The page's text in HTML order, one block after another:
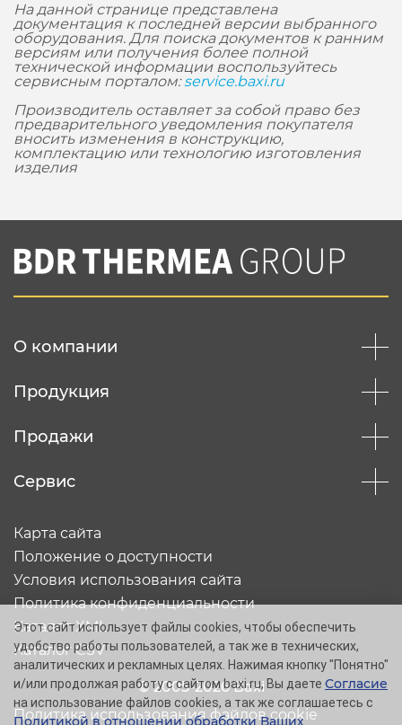
На данной странице представлена
документация к последней версии выбранного
оборудования. Для поиска документов к ранним
версиям или получения более полной
технической информации воспользуйтесь
сервисным порталом:service.baxi.ru
Производитель оставляет за собой право без
предварительного уведомления покупателя
вносить изменения в конструкцию,
комплектацию или технологию изготовления
изделия
О компании
Продукция
Продажи
Сервис
© 2005-2026 Baxi
Карта сайта
Положение о доступности
Условия использования сайта
Политика конфиденциальности
Каталог XML
Каталог CSV
Политика использования файлов cookie
Этот сайт использует файлы cookies, чтобы обеспечить
удобство работы пользователей, а так же в технических,
аналитических и рекламных целях. Нажимая кнопку "Понятно"
и/или продолжая работу с сайтом baxi.ru, Вы даете Согласие
на использование файлов cookies, а так же соглашаетесь с
Политикой в отношении обработки Ваших